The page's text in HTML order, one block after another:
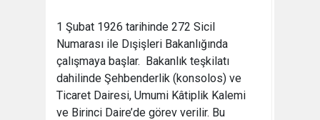
1 Şubat 1926 tarihinde 272 Sicil
Numarası ile Dışişleri Bakanlığında
çalışmaya başlar. Bakanlık teşkilatı
dahilinde Şehbenderlik (konsolos) ve
Ticaret Dairesi, Umumi Kâtiplik Kalemi
ve Birinci Daire’de görev verilir. Bu